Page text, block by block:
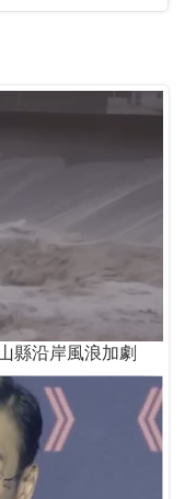
縣沿岸風浪加劇